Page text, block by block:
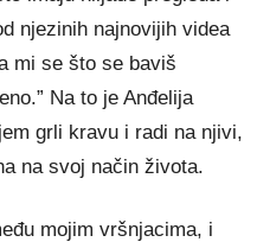
njezinih najnovijih videa
mi se što se baviš
Na to je Anđelija
grli kravu i radi na njivi,
na svoj način života.
mojim vršnjacima, i